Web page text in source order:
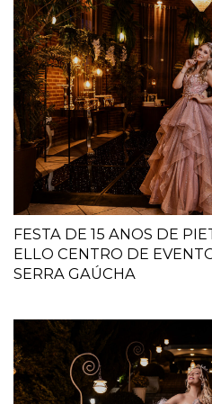
FESTA DE 15 ANOS DE
ELLO CENTRO DE
SERRA GAÚCHA